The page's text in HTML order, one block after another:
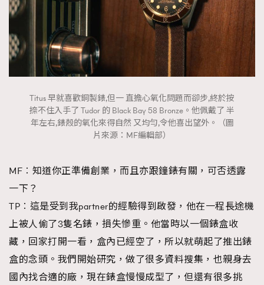
Titus 早就喜歡銅製錶,但一 直擔心氧化問題而卻步,終於按
捺不住入手了 Tudor 的 Black Bay 58 Bronze。他佩戴了 半
年左右,錶殼的氧化來得自然 又均勻,令他喜出望外。（圖
片來源：MF編輯部）
MF︰知道你正準備創業，而且亦跟鐘錶有關，可否透露
一下？
TP︰這是受到我partner的經驗得到啟發，他在一程長途機
上被人偷了3隻名錶，損失慘重。他當時以一個錶盒收
藏，回家打開一看，盒內已經空了，所以就萌起了推出錶
盒的念頭。我們開始研究，做了很多資料搜集，也親身去
國內找合適的廠，現在錶盒慢慢成型了，但還有很多挑